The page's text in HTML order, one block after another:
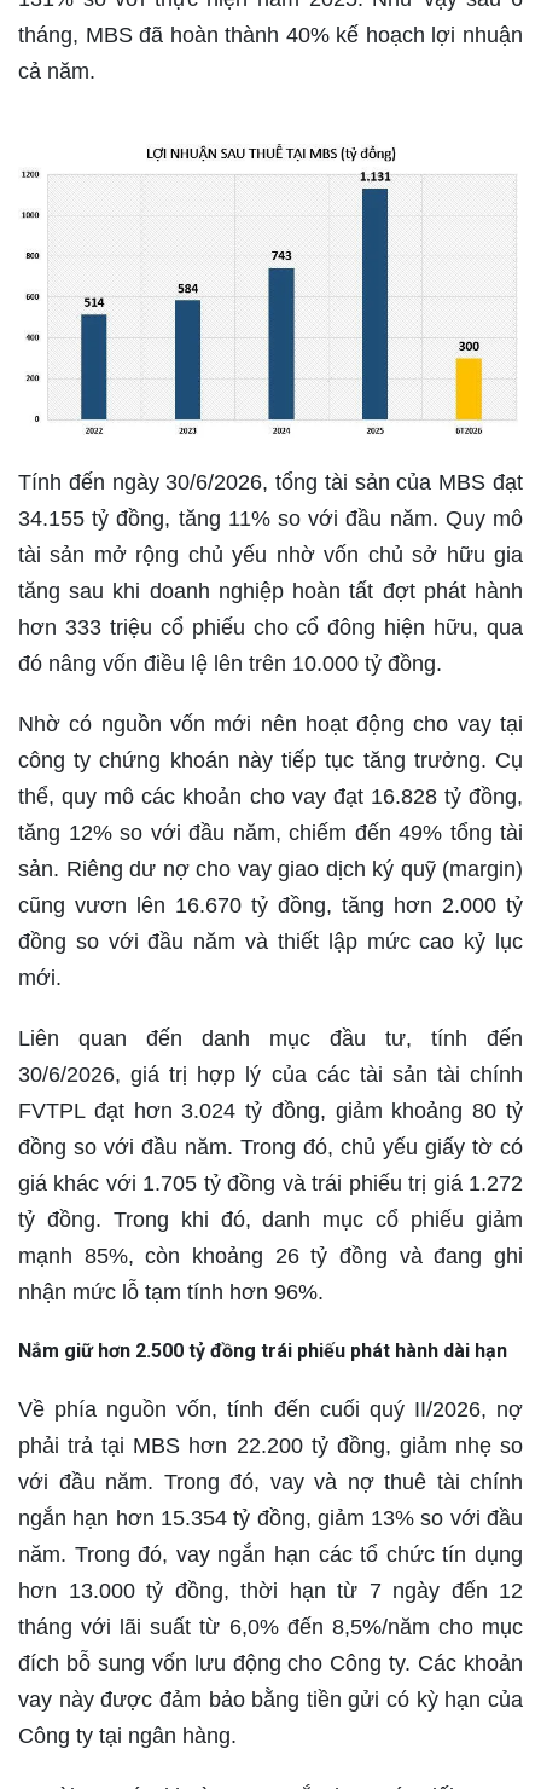
tháng, MBS đã hoàn thành 40% kế hoạch lợi nhuận
cả năm.
Tính đến ngày 30/6/2026, tổng tài sản của MBS đạt
34.155 tỷ đồng, tăng 11% so với đầu năm. Quy mô
tài sản mở rộng chủ yếu nhờ vốn chủ sở hữu gia
tăng sau khi doanh nghiệp hoàn tất đợt phát hành
hơn 333 triệu cổ phiếu cho cổ đông hiện hữu, qua
đó nâng vốn điều lệ lên trên 10.000 tỷ đồng.
Nhờ có nguồn vốn mới nên hoạt động cho vay tại
công ty chứng khoán này tiếp tục tăng trưởng. Cụ
thể, quy mô các khoản cho vay đạt 16.828 tỷ đồng,
tăng 12% so với đầu năm, chiếm đến 49% tổng tài
sản. Riêng dư nợ cho vay giao dịch ký quỹ (margin)
cũng vươn lên 16.670 tỷ đồng, tăng hơn 2.000 tỷ
đồng so với đầu năm và thiết lập mức cao kỷ lục
mới.
Liên quan đến danh mục đầu tư, tính đến
30/6/2026, giá trị hợp lý của các tài sản tài chính
FVTPL đạt hơn 3.024 tỷ đồng, giảm khoảng 80 tỷ
đồng so với đầu năm. Trong đó, chủ yếu giấy tờ có
giá khác với 1.705 tỷ đồng và trái phiếu trị giá 1.272
tỷ đồng. Trong khi đó, danh mục cổ phiếu giảm
mạnh 85%, còn khoảng 26 tỷ đồng và đang ghi
nhận mức lỗ tạm tính hơn 96%.
Nắm giữ hơn 2.500 tỷ đồng trái phiếu phát hành dài hạn
Về phía nguồn vốn, tính đến cuối quý II/2026, nợ
phải trả tại MBS hơn 22.200 tỷ đồng, giảm nhẹ so
với đầu năm. Trong đó, vay và nợ thuê tài chính
ngắn hạn hơn 15.354 tỷ đồng, giảm 13% so với đầu
năm. Trong đó, vay ngắn hạn các tổ chức tín dụng
hơn 13.000 tỷ đồng, thời hạn từ 7 ngày đến 12
tháng với lãi suất từ 6,0% đến 8,5%/năm cho mục
đích bỗ sung vốn lưu động cho Công ty. Các khoản
vay này được đảm bảo bằng tiền gửi có kỳ hạn của
Công ty tại ngân hàng.